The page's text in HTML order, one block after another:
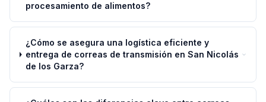
procesamiento de alimentos?
¿Cómo se asegura una logística eficiente y
entrega de correas de transmisión en San Nicolás
de los Garza?